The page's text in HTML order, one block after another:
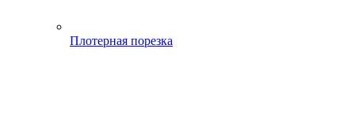
Плотерная порезка